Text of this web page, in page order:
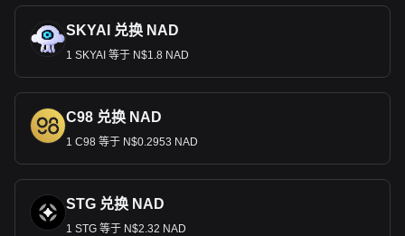
SKYAI 兑换 NAD
1 SKYAI 等于 N$1.8 NAD
C98 兑换 NAD
1 C98 等于 N$0.2953 NAD
STG 兑换 NAD
1 STG 等于 N$2.32 NAD